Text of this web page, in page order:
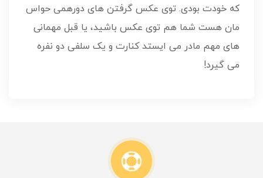
که خودت بودی. توی عکس گرفتن های دورهمی حواس
مان هست شما هم توی عکس باشید، یا قبل مهمانی
های مهم مادر می ایستد کنارت و یک سلفی دو نفره
می گیرد!